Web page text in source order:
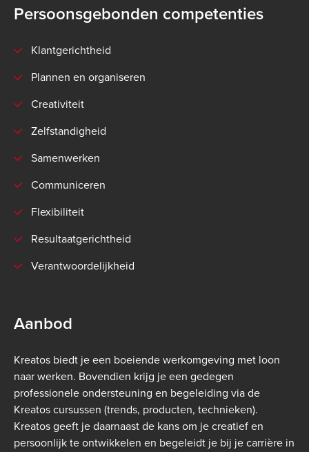
Persoonsgebonden competenties
Klantgerichtheid
Plannen en organiseren
Creativiteit
Zelfstandigheid
Samenwerken
Communiceren
Flexibiliteit
Resultaatgerichtheid
Verantwoordelijkheid
Aanbod
Kreatos biedt je een boeiende werkomgeving met loon
naar werken. Bovendien krijg je een gedegen
professionele ondersteuning en begeleiding via de
Kreatos cursussen (trends, producten, technieken).
Kreatos geeft je daarnaast de kans om je creatief en
persoonlijk te ontwikkelen en begeleidt je bij je carrière in